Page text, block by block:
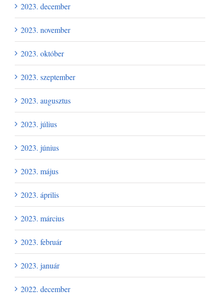
2023. december
2023. november
2023. október
2023. szeptember
2023. augusztus
2023. július
2023. június
2023. május
2023. április
2023. március
2023. február
2023. január
2022. december